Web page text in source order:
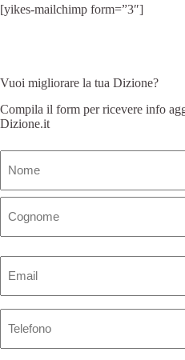
[yikes-mailchimp form=”3″]
Vuoi migliorare la tua Dizione?
Compila il form per ricevere info
Dizione.it